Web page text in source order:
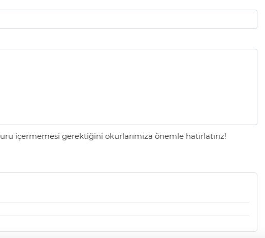
içermemesi gerektiğini okurlarımıza önemle hatırlatırız!